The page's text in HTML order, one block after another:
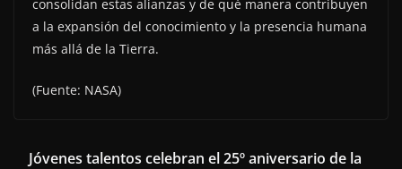
consolidan estas alianzas y de qué manera contribuyen
a la expansión del conocimiento y la presencia humana
más allá de la Tierra.
(Fuente: NASA)
Jóvenes talentos celebran el 25º aniversario de la